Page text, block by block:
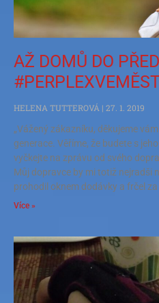
AŽ DOMŮ DO
HELENA TUTTEROVÁ
27. 1. 2019
„Vážený zákazníku, děkujeme
generace. Věříme, že budete s
vyčkejte na zprávu od svého
Můj dopravce by mi totiž nejradši
prohodil oknem dodávky a frčel
Více »